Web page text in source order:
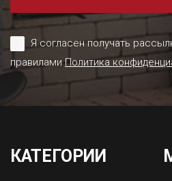
Я согласен получать
правиламиПолитика
КАТЕГОРИИ